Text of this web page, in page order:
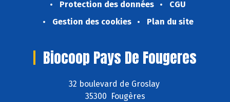
Protection des données
CGU
Gestion des cookies
Plan du site
Biocoop Pays De Fougeres
32 boulevard de Groslay
35300 Fougères